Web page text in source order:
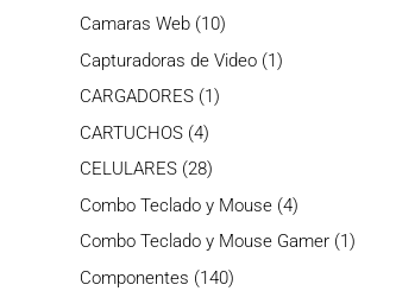
Camaras Web 1010
productos
Capturadoras de Video 11
CARGADORES 11
CARTUCHOS 44
productos
CELULARES 2828
productos
Combo Teclado y Mouse 44
productos
Combo Teclado y Mouse Gamer 11
Componentes 140140